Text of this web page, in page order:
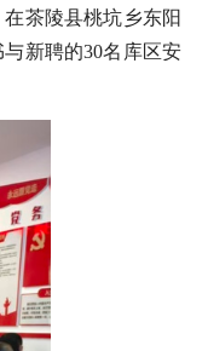
茶陵县桃坑乡东阳
新聘的30名库区安